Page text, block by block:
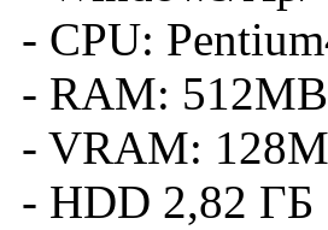
- CPU:
- RAM:
- VRAM:
- HDD 2,82 ГБ